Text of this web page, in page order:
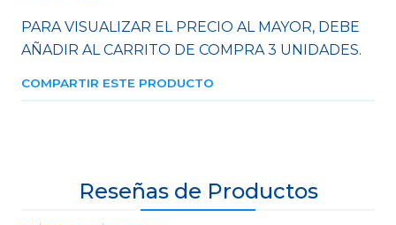
PARA VISUALIZAR EL PRECIO AL MAYOR, DEBE
AÑADIR AL CARRITO DE COMPRA 3 UNIDADES.
COMPARTIR ESTE PRODUCTO
Reseñas de Productos